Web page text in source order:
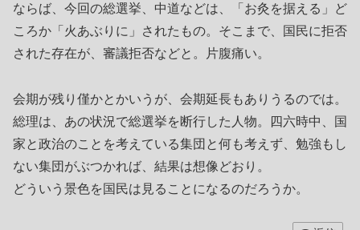
ならば、今回の総選挙、中道などは、「お灸を据える」ど
ころか「火あぶりに」されたもの。そこまで、国民に拒否
された存在が、審議拒否などと。片腹痛い。
会期が残り僅かとかいうが、会期延長もありうるのでは。
総理は、あの状況で総選挙を断行した人物。四六時中、国
家と政治のことを考えている集団と何も考えず、勉強もし
ない集団がぶつかれば、結果は想像どおり。
どういう景色を国民は見ることになるのだろうか。